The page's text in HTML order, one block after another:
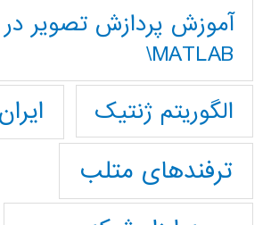
آموزش پردازش تصوير در
MATLAB\
الگوریتم ژنتیک
ترفندهای متلب